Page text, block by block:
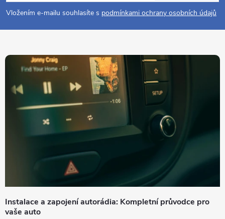
p
t
Vložením e-mailu souhlasíte s podmínkami ochrany osobních údajů
Instalace a zapojení autorádia: Kompletní průvodce pro
vaše auto